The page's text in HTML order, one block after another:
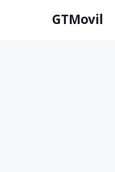
GTMovil